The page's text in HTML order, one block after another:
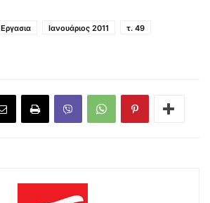
Εργασια Ιανουάριος 2011
τ. 49